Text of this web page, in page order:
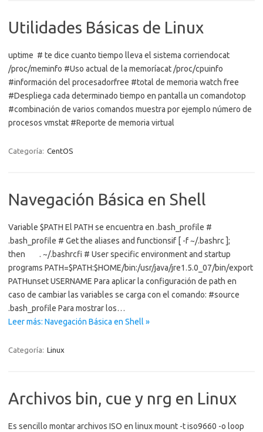
Utilidades Básicas de Linux
uptime # te dice cuanto tiempo lleva el sistema corriendocat
/proc/meminfo #Uso actual de la memoríacat /proc/cpuinfo
#información del procesadorfree #total de memoria watch free
#Despliega cada determinado tiempo en pantalla un comandotop
#combinación de varios comandos muestra por ejemplo número de
procesos vmstat #Reporte de memoria virtual
Categoría: CentOS
Navegación Básica en Shell
Variable $PATH El PATH se encuentra en .bash_profile #
.bash_profile # Get the aliases and functionsif [ -f ~/.bashrc ];
then . ~/.bashrcfi # User specific environment and startup
programs PATH=$PATH:$HOME/bin:/usr/java/jre1.5.0_07/bin/export
PATHunset USERNAME Para aplicar la configuración de path en
caso de cambiar las variables se carga con el comando: #source
.bash_profile Para mostrar los…
Leer más: Navegación Básica en Shell »
Categoría: Linux
Archivos bin, cue y nrg en Linux
Es sencillo montar archivos ISO en linux mount -t iso9660 -o loop